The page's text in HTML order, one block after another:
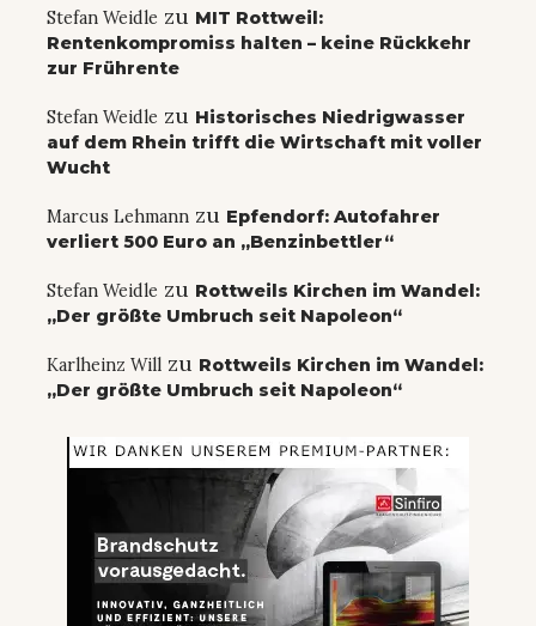
Stefan Weidle zu MIT Rottweil:
Rentenkompromiss halten – keine Rückkehr
zur Frührente
Stefan Weidle zu Historisches Niedrigwasser
auf dem Rhein trifft die Wirtschaft mit voller
Wucht
Marcus Lehmann zu Epfendorf: Autofahrer
verliert 500 Euro an „Benzinbettler“
Stefan Weidle zu Rottweils Kirchen im Wandel:
„Der größte Umbruch seit Napoleon“
Karlheinz Will zu Rottweils Kirchen im Wandel:
„Der größte Umbruch seit Napoleon“